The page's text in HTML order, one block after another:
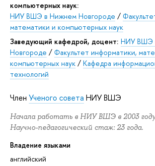
компьютерных наук:
НИУ ВШЭ в Нижнем Новгороде /
математики и компьютерных наук
заведующий кафедрой, доцент: НИУ ВШЭ
Новгороде / Факультет информатики,
компьютерных наук / Кафедра
технологий
Член Ученого совета НИУ ВШЭ
Начала работать в НИУ ВШЭ в 2003
Научно-педагогический стаж: 23 года.
Владение языками
английский